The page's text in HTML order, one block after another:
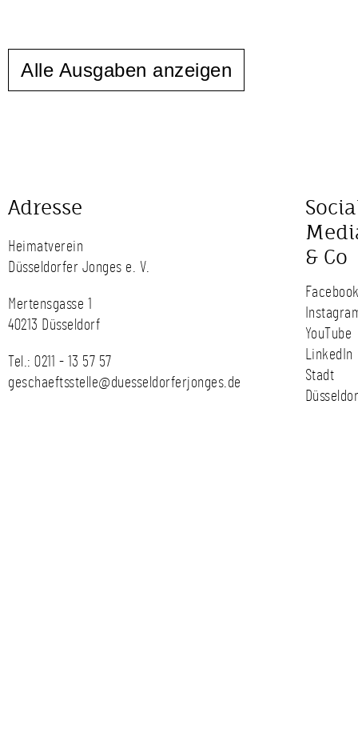
Alle Ausgaben anzeigen
Adresse
Heimatverein
Düsseldorfer Jonges e. V.
Mertensgasse 1
40213 Düsseldorf
Tel.: 0211 - 13 57 57
geschaeftsstelle@duesseldorferjonges.de
& Co
YouTube
LinkedIn
Stadt